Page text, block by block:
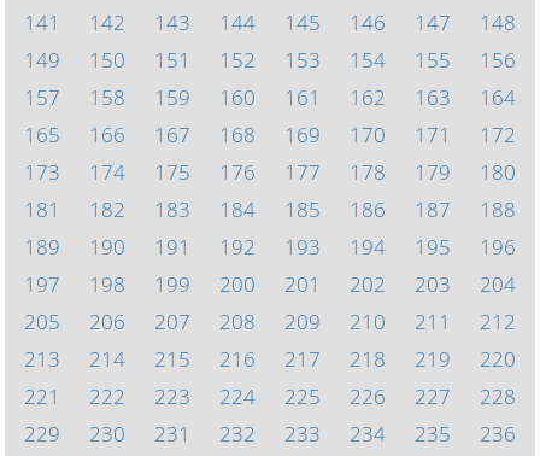
141
142 143 144 145 146 147
148
149
150 151 152 153 154 155
156
157
158 159 160 161 162 163
164
165
166 167 168 169 170 171
172
173
174 175 176 177 178 179
180
181
182 183 184 185 186 187
188
189
190 191 192 193 194 195
196
197
198 199 200 201 202 203
204
205
206 207 208 209 210 211
212
213
214 215 216 217 218 219
220
221
222 223 224 225 226 227
228
229
230 231 232 233 234 235
236